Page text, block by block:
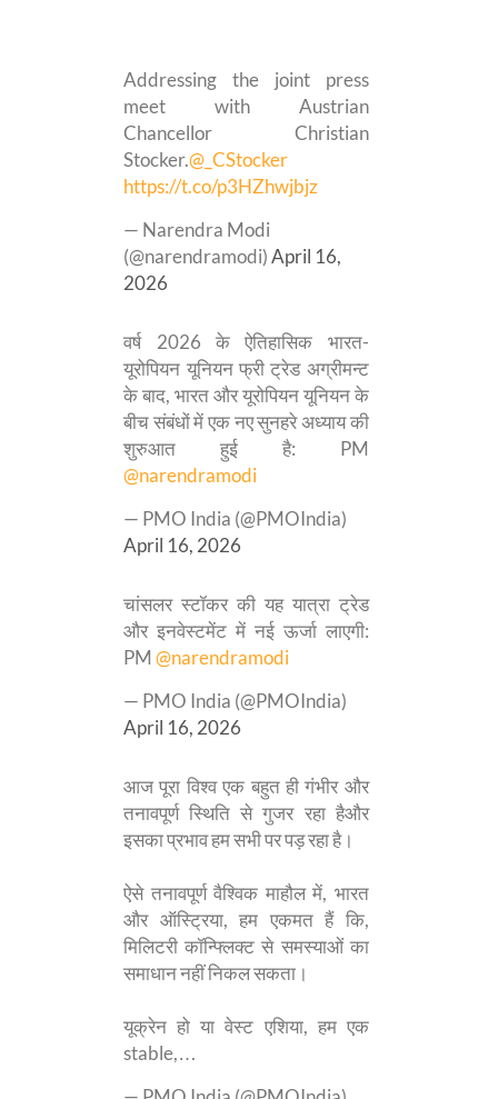
Addressing the joint press
meet with Austrian
Chancellor Christian
Stocker.@_CStocker
https://t.co/p3HZhwjbjz
— Narendra Modi
(@narendramodi)April 16,
2026
वर्ष 2026 के ऐतिहासिक भारत-
यूरोपियन यूनियन फ्री ट्रेड अग्रीमन्ट
के बाद, भारत और यूरोपियन यूनियन के
बीच संबंधों में एक नए सुनहरे अध्याय की
शुरुआत हुई है: PM
@narendramodi
— PMO India (@PMOIndia)
April 16, 2026
चांसलर स्टॉकर की यह यात्रा ट्रेड
और इनवेस्टमेंट में नई ऊर्जा लाएगी:
PM@narendramodi
— PMO India (@PMOIndia)
April 16, 2026
आज पूरा विश्व एक बहुत ही गंभीर और
तनावपूर्ण स्थिति से गुजर रहा हैऔर
इसका प्रभाव हम सभी पर पड़ रहा है।
ऐसे तनावपूर्ण वैश्विक माहौल में, भारत
और ऑस्ट्रिया, हम एकमत हैं कि,
मिलिटरी कॉन्फ्लिक्ट से समस्याओं का
समाधान नहीं निकल सकता।
यूक्रेन हो या वेस्ट एशिया, हम एक
stable,…